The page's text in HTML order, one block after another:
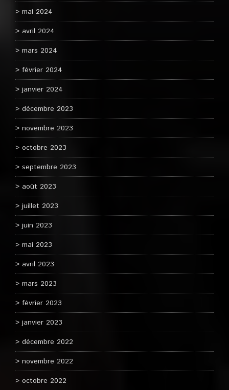
mai 2024
avril 2024
mars 2024
février 2024
janvier 2024
décembre 2023
novembre 2023
octobre 2023
septembre 2023
août 2023
juillet 2023
juin 2023
mai 2023
avril 2023
mars 2023
février 2023
janvier 2023
décembre 2022
novembre 2022
octobre 2022